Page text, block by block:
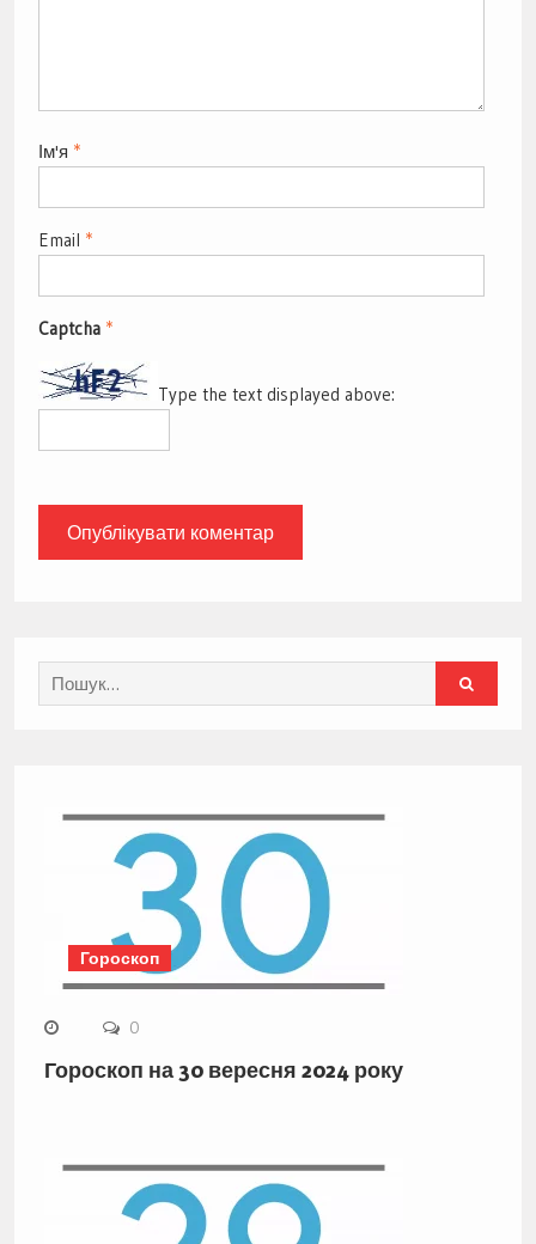
Ім'я *
Email *
Captcha *
Type the text displayed above:
Search
for:
Гороскоп
0
Гороскоп на 30 вересня 2024 року